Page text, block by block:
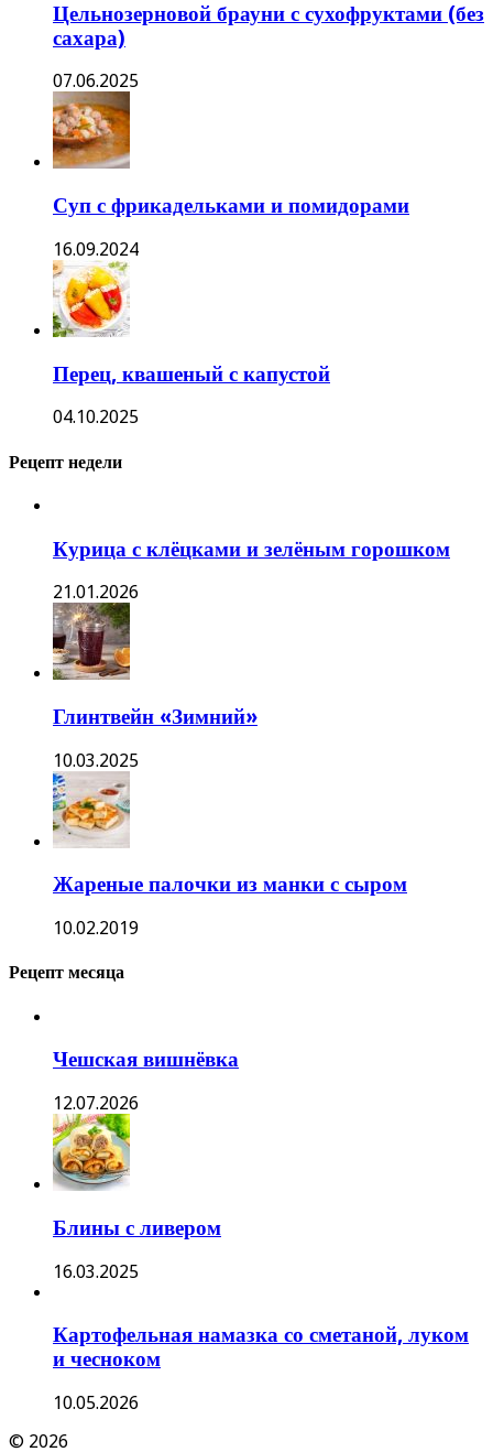
Цельнозерновой брауни с сухофруктами (без
сахара)
07.06.2025
Суп с фрикадельками и помидорами
16.09.2024
Перец, квашеный с капустой
04.10.2025
Рецепт недели
Курица с клёцками и зелёным горошком
21.01.2026
Глинтвейн «Зимний»
10.03.2025
Жареные палочки из манки с сыром
10.02.2019
Рецепт месяца
Чешская вишнёвка
12.07.2026
Блины с ливером
16.03.2025
Картофельная намазка со сметаной, луком
и чесноком
10.05.2026
© 2026